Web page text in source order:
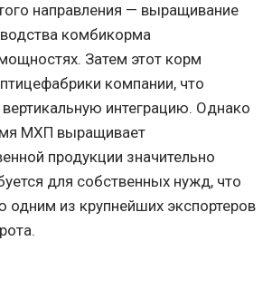
направления — выращивание
комбикорма
Затем этот корм
компании, что
интеграцию. Однако
МХП выращивает
продукции значительно
для собственных нужд, что
одним из крупнейших экспортеров